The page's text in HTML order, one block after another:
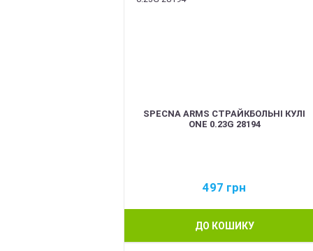
SPECNA ARMS СТРАЙКБОЛЬНІ КУЛІ
ONE 0.23G 28194
497 грн
ДО КОШИКУ